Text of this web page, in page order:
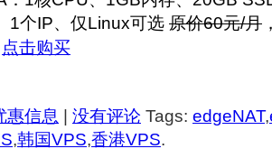
1个IP、仅Linux可选 原价60元/月
点击购买
惠信息 | 没有评论 Tags: edgeNAT,
,韩国VPS,香港VPS.